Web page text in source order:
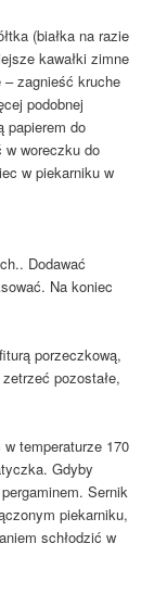
(białka na razie
kawałki zimne
– zagnieść kruche
podobnej
papierem do
w woreczku do
w piekarniku w
Dodawać
Na koniec
porzeczkową,
pozostałe,
temperaturze 170
Gdyby
Sernik
piekarniku,
schłodzić w